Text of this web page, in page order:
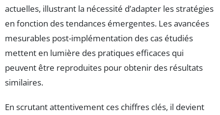
actuelles, illustrant la nécessité d’adapter les stratégies
en fonction des tendances émergentes. Les avancées
mesurables post-implémentation des cas étudiés
mettent en lumière des pratiques efficaces qui
peuvent être reproduites pour obtenir des résultats
similaires.
En scrutant attentivement ces chiffres clés, il devient